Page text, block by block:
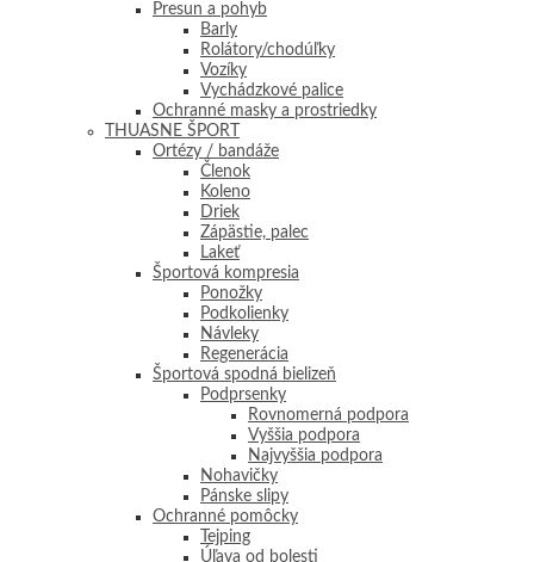
Presun a pohyb
Barly
Rolátory/chodúľky
Vozíky
Vychádzkové palice
Ochranné masky a prostriedky
THUASNE ŠPORT
Ortézy / bandáže
Členok
Koleno
Driek
Zápästie, palec
Lakeť
Športová kompresia
Ponožky
Podkolienky
Návleky
Regenerácia
Športová spodná bielizeň
Podprsenky
Rovnomerná podpora
Vyššia podpora
Najvyššia podpora
Nohavičky
Pánske slipy
Ochranné pomôcky
Tejping
Úľava od bolesti